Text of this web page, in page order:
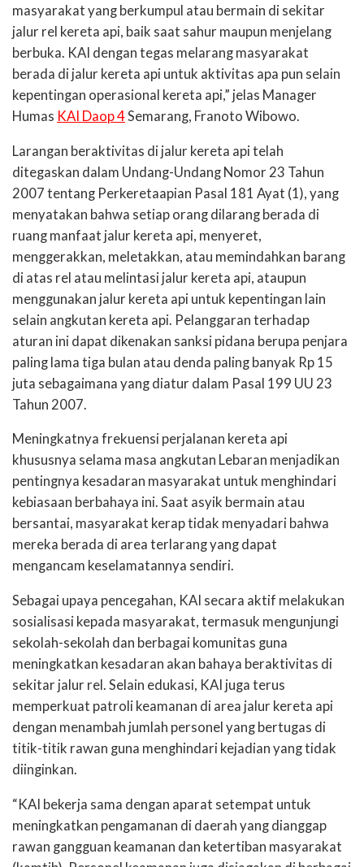
masyarakat yang berkumpul atau bermain di sekitar
jalur rel kereta api, baik saat sahur maupun menjelang
berbuka. KAI dengan tegas melarang masyarakat
berada di jalur kereta api untuk aktivitas apa pun selain
kepentingan operasional kereta api,” jelas Manager
Humas KAI Daop 4Semarang, Franoto Wibowo.
Larangan beraktivitas di jalur kereta api telah
ditegaskan dalam Undang-Undang Nomor 23 Tahun
2007 tentang Perkeretaapian Pasal 181 Ayat (1), yang
menyatakan bahwa setiap orang dilarang berada di
ruang manfaat jalur kereta api, menyeret,
menggerakkan, meletakkan, atau memindahkan barang
di atas rel atau melintasi jalur kereta api, ataupun
menggunakan jalur kereta api untuk kepentingan lain
selain angkutan kereta api. Pelanggaran terhadap
aturan ini dapat dikenakan sanksi pidana berupa penjara
paling lama tiga bulan atau denda paling banyak Rp 15
juta sebagaimana yang diatur dalam Pasal 199 UU 23
Tahun 2007.
Meningkatnya frekuensi perjalanan kereta api
khususnya selama masa angkutan Lebaran menjadikan
pentingnya kesadaran masyarakat untuk menghindari
kebiasaan berbahaya ini. Saat asyik bermain atau
bersantai, masyarakat kerap tidak menyadari bahwa
mereka berada di area terlarang yang dapat
mengancam keselamatannya sendiri.
Sebagai upaya pencegahan, KAI secara aktif melakukan
sosialisasi kepada masyarakat, termasuk mengunjungi
sekolah-sekolah dan berbagai komunitas guna
meningkatkan kesadaran akan bahaya beraktivitas di
sekitar jalur rel. Selain edukasi, KAI juga terus
memperkuat patroli keamanan di area jalur kereta api
dengan menambah jumlah personel yang bertugas di
titik-titik rawan guna menghindari kejadian yang tidak
diinginkan.
“KAI bekerja sama dengan aparat setempat untuk
meningkatkan pengamanan di daerah yang dianggap
rawan gangguan keamanan dan ketertiban masyarakat